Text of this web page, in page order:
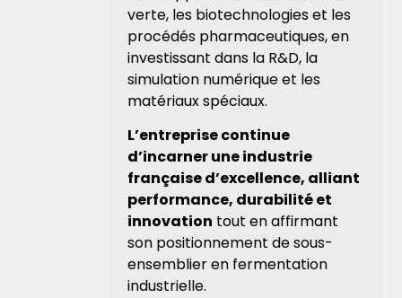
verte, les biotechnologies et les
procédés pharmaceutiques, en
investissant dans la R&D, la
simulation numérique et les
matériaux spéciaux.
L’entreprise continue
d’incarner une industrie
française d’excellence, alliant
performance, durabilité et
innovation tout en affirmant
son positionnement de sous-
ensemblier en fermentation
industrielle.